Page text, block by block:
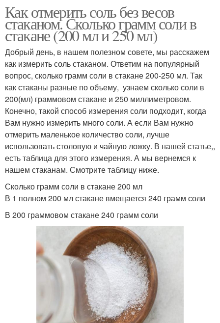
Как отмерить соль без весов
стаканом. Сколько грамм соли в
стакане (200 мл и 250 мл)
Добрый день, в нашем полезном совете, мы расскажем
как измерить соль стаканом. Ответим на популярный
вопрос, сколько грамм соли в стакане 200-250 мл. Так
как стаканы разные по объему, узнаем сколько соли в
200(мл) граммовом стакане и 250 миллиметровом.
Конечно, такой способ измерения соли подходит, когда
Вам нужно измерить много соли. А если Вам нужно
отмерить маленькое количество соли, лучше
использовать столовую и чайную ложку. В нашей статье,,
есть таблица для этого измерения. А мы вернемся к
нашем стаканам. Смотрите таблицу ниже.
Сколько грамм соли в стакане 200 мл
В 1 полном 200 мл стакане вмещается 240 грамм соли
В 200 граммовом стакане 240 грамм соли